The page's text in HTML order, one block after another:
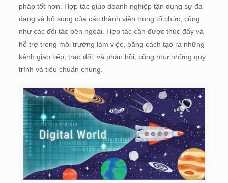
pháp tốt hơn. Hợp tác giúp doanh nghiệp tận dụng sự đa
dạng và bổ sung của các thành viên trong tổ chức, cũng
như các đối tác bên ngoài. Hợp tác cần được thúc đẩy và
hỗ trợ trong môi trường làm việc, bằng cách tạo ra những
kênh giao tiếp, trao đổi, và phản hồi, cũng như những quy
trình và tiêu chuẩn chung.